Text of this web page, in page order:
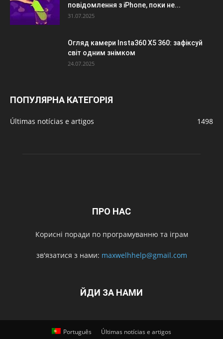
повідомлення з iPhone, поки не...
31.07.2025
Огляд камери Insta360 X5 360: зафіксуй
світ одним знімком
24.07.2025
ПОПУЛЯРНА КАТЕГОРІЯ
Últimas notícias e artigos 1498
ПРО НАС
Корисні поради по програмуванню та іграм
зв'язатися з нами: maxwelhhelp@gmail.com
ЙДИ ЗА НАМИ
Português Últimas notícias e artigos